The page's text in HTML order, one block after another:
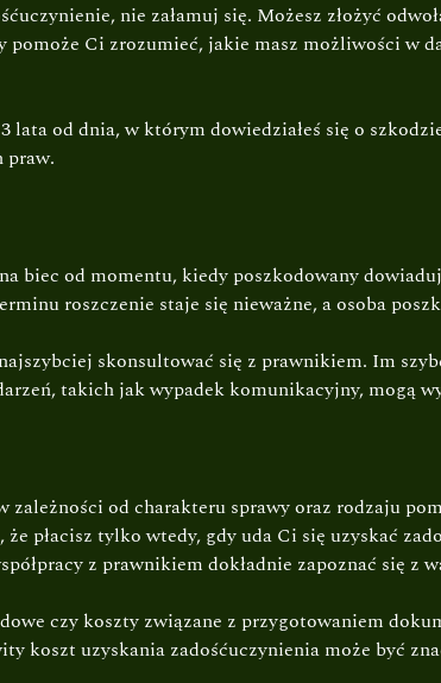
nie załamuj się. Możesz złożyć
Ci zrozumieć, jakie masz możliwości w
lata od dnia, w którym dowiedziałeś się o
praw.
biec od momentu, kiedy poszkodowany
roszczenie staje się nieważne, a osoba
skonsultować się z prawnikiem. Im
takich jak wypadek komunikacyjny, mogą
od charakteru sprawy oraz rodzaju
płacisz tylko wtedy, gdy uda Ci się uzyskać
z prawnikiem dokładnie zapoznać się z
czy koszty związane z przygotowaniem
koszt uzyskania zadośćuczynienia może być